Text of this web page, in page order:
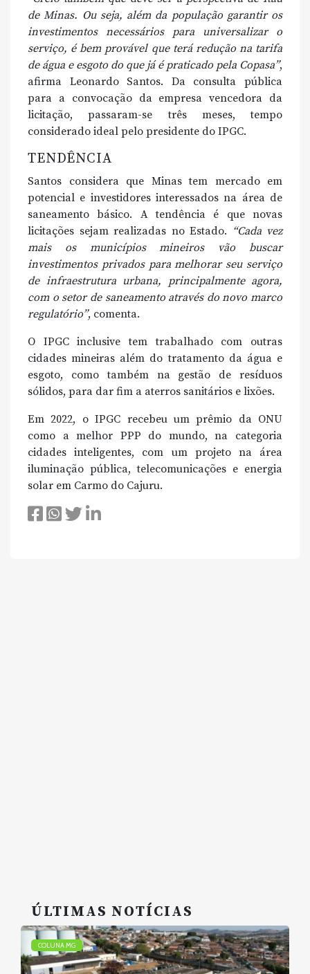
de Minas. Ou seja, além da população garantir os
investimentos necessários para universalizar o
serviço, é bem provável que terá redução na tarifa
de água e esgoto do que já é praticado pela Copasa”,
afirma Leonardo Santos. Da consulta pública
para a convocação da empresa vencedora da
licitação, passaram-se três meses, tempo
considerado ideal pelo presidente do IPGC.
TENDÊNCIA
Santos considera que Minas tem mercado em
potencial e investidores interessados na área de
saneamento básico. A tendência é que novas
licitações sejam realizadas no Estado. “Cada vez
mais os municípios mineiros vão buscar
investimentos privados para melhorar seu serviço
de infraestrutura urbana, principalmente agora,
com o setor de saneamento através do novo marco
regulatório”, comenta.
O IPGC inclusive tem trabalhado com outras
cidades mineiras além do tratamento da água e
esgoto, como também na gestão de resíduos
sólidos, para dar fim a aterros sanitários e lixões.
Em 2022, o IPGC recebeu um prêmio da ONU
como a melhor PPP do mundo, na categoria
cidades inteligentes, com um projeto na área
iluminação pública, telecomunicações e energia
solar em Carmo do Cajuru.
ÚLTIMAS NOTÍCIAS
COLUNA MG